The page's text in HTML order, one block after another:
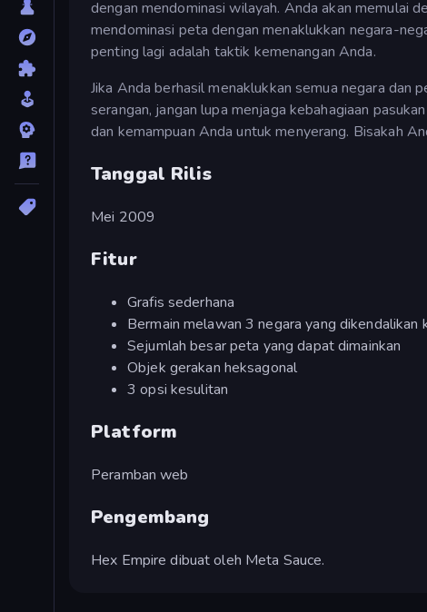
dengan mendominasi wilayah. Anda akan memulai
mendominasi peta dengan menaklukkan negara-
penting lagi adalah taktik kemenangan Anda.
Jika Anda berhasil menaklukkan semua negara dan
serangan, jangan lupa menjaga kebahagiaan
dan kemampuan Anda untuk menyerang. Bisakah
Tanggal Rilis
Mei 2009
Fitur
Grafis sederhana
Bermain melawan 3 negara yang dikendalikan
Sejumlah besar peta yang dapat dimainkan
Objek gerakan heksagonal
3 opsi kesulitan
Platform
Peramban web
Pengembang
Hex Empire dibuat oleh Meta Sauce.